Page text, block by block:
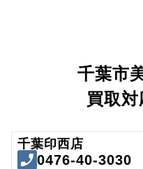
千葉市
買取
千葉印西店
0476-40-3030